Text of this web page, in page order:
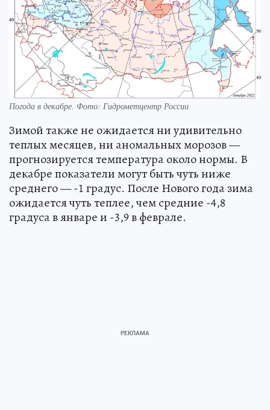
Погода в декабре. Фото: Гидрометцентр России
Зимой также не ожидается ни удивительно
теплых месяцев, ни аномальных морозов —
прогнозируется температура около нормы. В
декабре показатели могут быть чуть ниже
среднего — -1 градус. После Нового года зима
ожидается чуть теплее, чем средние -4,8
градуса в январе и -3,9 в феврале.